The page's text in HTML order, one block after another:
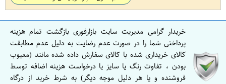
خریدار گرامی مدیریت سایت بازارفوری بازگشت تمام هزینه
پرداختی شما را در صورت عدم رضایت به دلیل عدم مطابقت
کالای خریداری شده با کالای سفارش داده شده مانند (معیوب
بودن ، تفاوت رنگ یا سایز یا درخواست هزینه اضافه توسط
فروشنده و یا هر دلیل موجه دیگر) به شرط خرید از درگاه